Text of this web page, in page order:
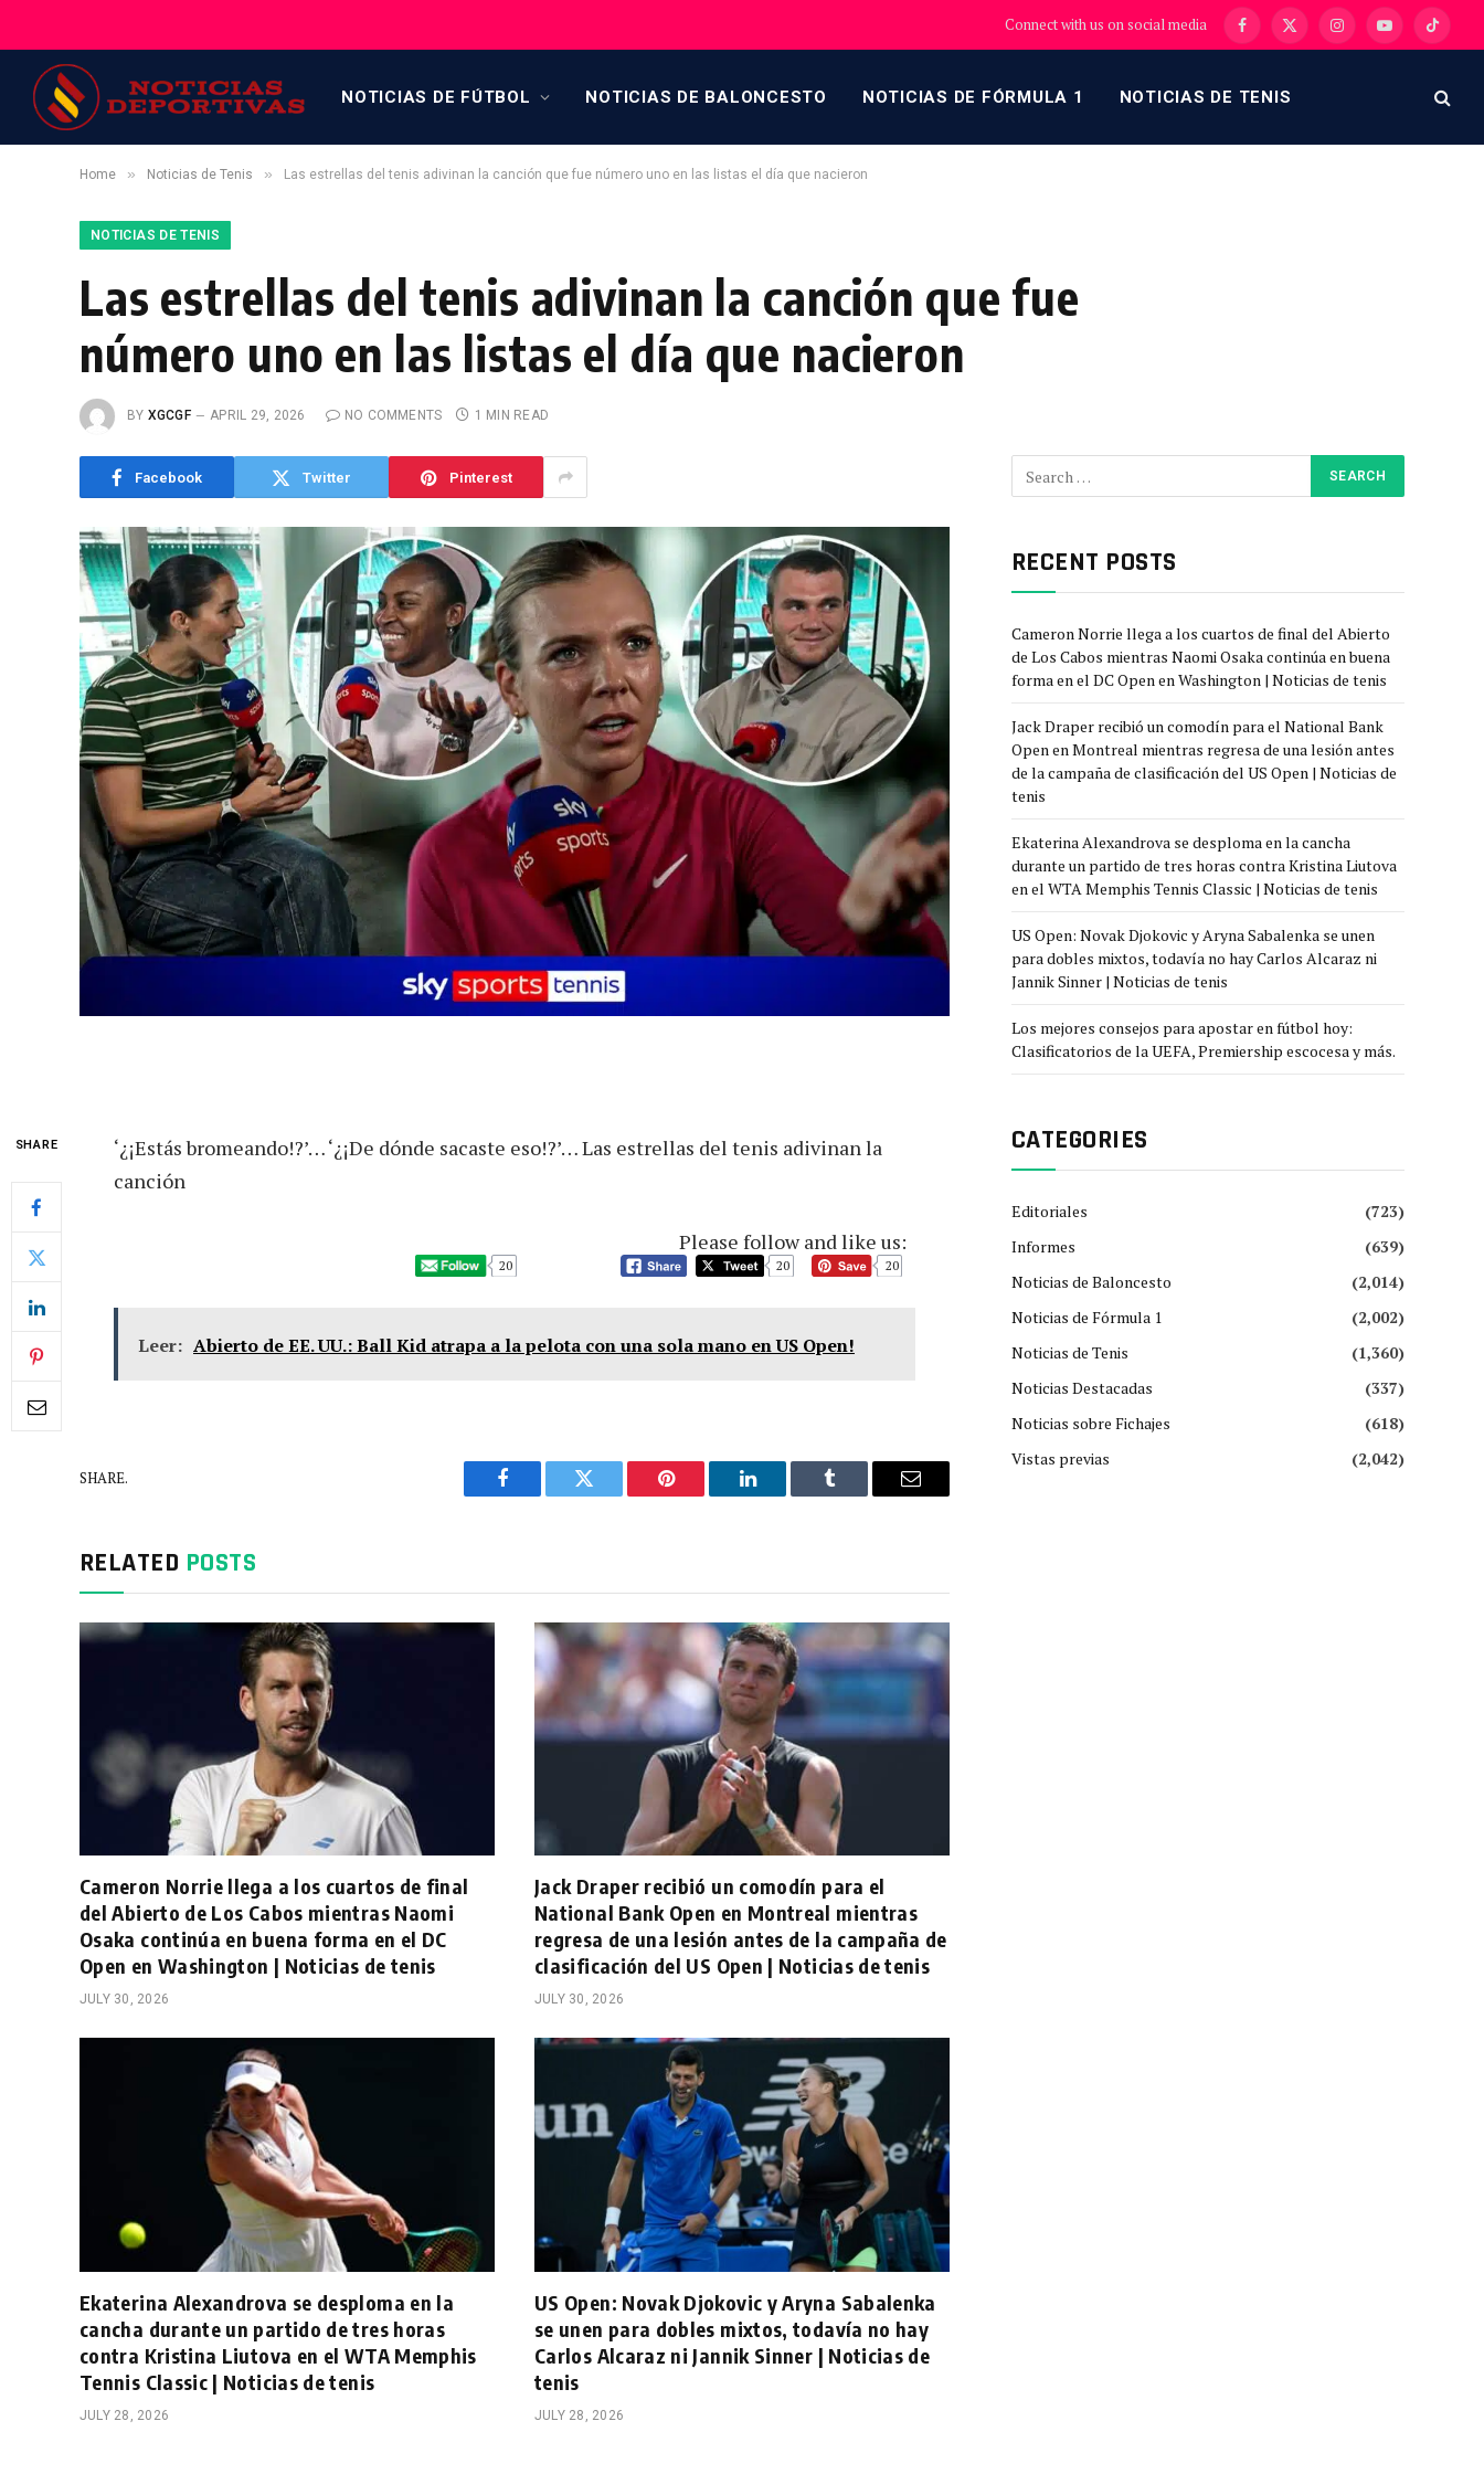
Connect with us on social media Facebook
X
InstagramYouTubeTikTok
NOTICIAS DE FÚTBOL NOTICIAS DE BALONCESTO NOTICIAS DE FÓRMULA 1 NOTICIAS DE TENIS
Home » Noticias de Tenis » Las estrellas del tenis adivinan la canción que fue número uno en las listas el día que nacieron
NOTICIAS DE TENIS
Las estrellas del tenis adivinan la canción que fue
número uno en las listas el día que nacieron
BY XGCGF APRIL 29, 2026 NO COMMENTS 1 MIN READ
Facebook Twitter Pinterest
SHARE
‘¿¡Estás bromeando!?’… ‘¿¡De dónde sacaste eso!?’… Las estrellas del tenis adivinan la
canción
Please follow and like us:
20 20 20
Leer: Abierto de EE. UU.: Ball Kid atrapa a la pelota con una sola mano en US Open!
SHARE.
Facebook Twitter Pinterest LinkedIn Tumblr Email
RELATED POSTS
Cameron Norrie llega a los cuartos de final
del Abierto de Los Cabos mientras Naomi
Osaka continúa en buena forma en el DC
Open en Washington | Noticias de tenis
JULY 30, 2026
Jack Draper recibió un comodín para el
National Bank Open en Montreal mientras
regresa de una lesión antes de la campaña de
clasificación del US Open | Noticias de tenis
JULY 30, 2026
Ekaterina Alexandrova se desploma en la
cancha durante un partido de tres horas
contra Kristina Liutova en el WTA Memphis
Tennis Classic | Noticias de tenis
JULY 28, 2026
US Open: Novak Djokovic y Aryna Sabalenka
se unen para dobles mixtos, todavía no hay
Carlos Alcaraz ni Jannik Sinner | Noticias de
tenis
JULY 28, 2026
RECENT POSTS
Cameron Norrie llega a los cuartos de final del Abierto
de Los Cabos mientras Naomi Osaka continúa en buena
forma en el DC Open en Washington | Noticias de tenis
Jack Draper recibió un comodín para el National Bank
Open en Montreal mientras regresa de una lesión antes
de la campaña de clasificación del US Open | Noticias de
tenis
Ekaterina Alexandrova se desploma en la cancha
durante un partido de tres horas contra Kristina Liutova
en el WTA Memphis Tennis Classic | Noticias de tenis
US Open: Novak Djokovic y Aryna Sabalenka se unen
para dobles mixtos, todavía no hay Carlos Alcaraz ni
Jannik Sinner | Noticias de tenis
Los mejores consejos para apostar en fútbol hoy:
Clasificatorios de la UEFA, Premiership escocesa y más.
CATEGORIES
Editoriales
(723)
Informes
(639)
Noticias de Baloncesto
(2,014)
Noticias de Fórmula 1
(2,002)
Noticias de Tenis
(1,360)
Noticias Destacadas
(337)
Noticias sobre Fichajes
(618)
Vistas previas
(2,042)